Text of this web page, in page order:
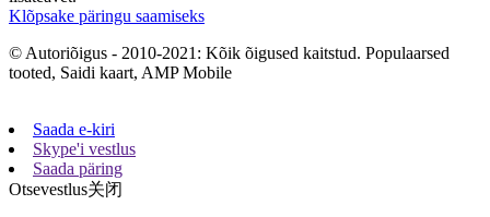
Klõpsake päringu saamiseks
© Autoriõigus - 2010-2021: Kõik õigused kaitstud. Populaarsed
tooted, Saidi kaart, AMP Mobile
Saada e-kiri
Skype'i vestlus
Saada päring
Otsevestlus关闭